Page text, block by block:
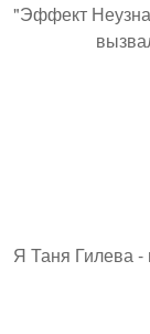
"Эффект
Я Таня Гилева -